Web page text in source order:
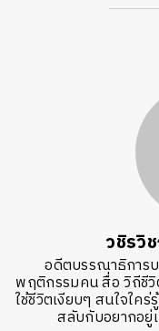
วชิร
อดีตบรรณาธิการ
พฤติกรรมคน สื่อ วิถีชีวิ
ใช้ชีวิตเงียบๆ สนใจใค
สลับกับอยากอยู่